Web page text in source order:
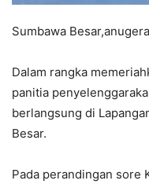
Sumbawa
Dalam rangka
panitia
berlangsung di
Besar.
Pada perandingan sore